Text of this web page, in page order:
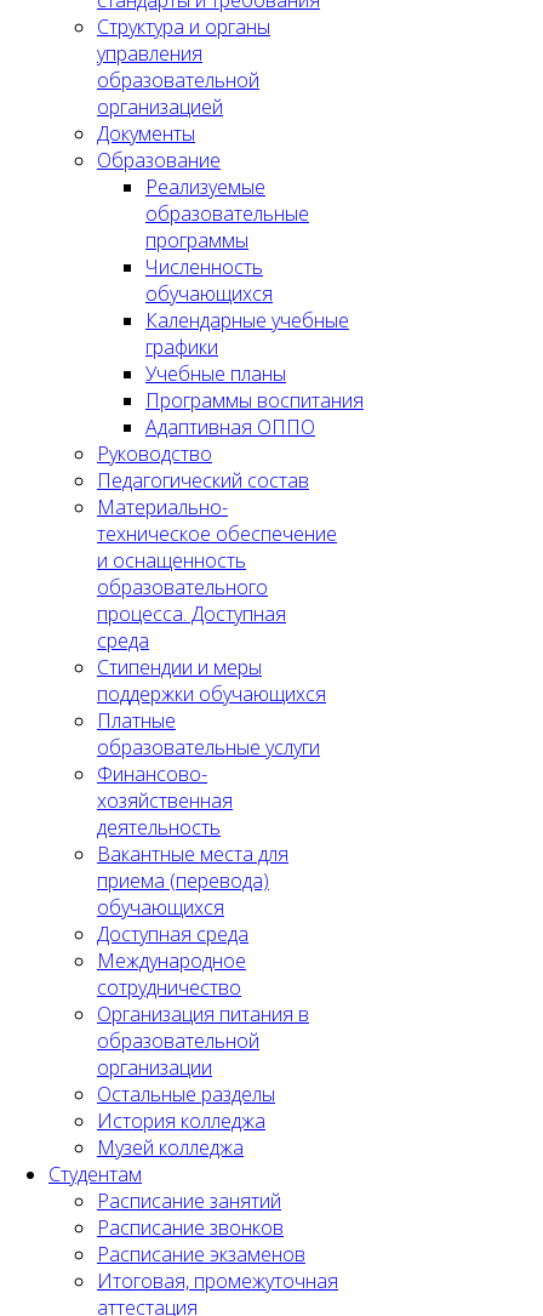
Структура и органы
управления
образовательной
организацией
Документы
Образование
Реализуемые
образовательные
программы
Численность
обучающихся
Календарные учебные
графики
Учебные планы
Программы воспитания
Адаптивная ОППО
Руководство
Педагогический состав
Материально-
техническое обеспечение
и оснащенность
образовательного
процесса. Доступная
среда
Стипендии и меры
поддержки обучающихся
Платные
образовательные услуги
Финансово-
хозяйственная
деятельность
Вакантные места для
приема (перевода)
обучающихся
Доступная среда
Международное
сотрудничество
Организация питания в
образовательной
организации
Остальные разделы
История колледжа
Музей колледжа
Студентам
Расписание занятий
Расписание звонков
Расписание экзаменов
Итоговая, промежуточная
аттестация